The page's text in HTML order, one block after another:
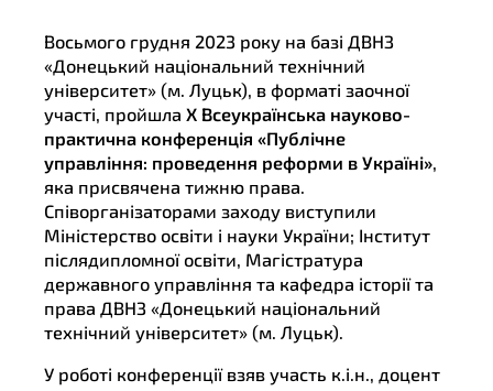
Восьмого грудня 2023 року на базі ДВНЗ
«Донецький національний технічний
університет» (м. Луцьк), в форматі заочної
участі, пройшла X Всеукраїнська науково-
практична конференція «Публічне
управління: проведення реформи в Україні»,
яка присвячена тижню права.
Співорганізаторами заходу виступили
Міністерство освіти і науки України; Інститут
післядипломної освіти, Магістратура
державного управління та кафедра історії та
права ДВНЗ «Донецький національний
технічний університет» (м. Луцьк).
У роботі конференції взяв участь к.і.н., доцент